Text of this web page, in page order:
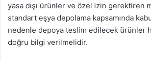
yasa dışı ürünler ve özel izin gerektiren
standart eşya depolama kapsamında
nedenle depoya teslim edilecek ürünler
doğru bilgi verilmelidir.